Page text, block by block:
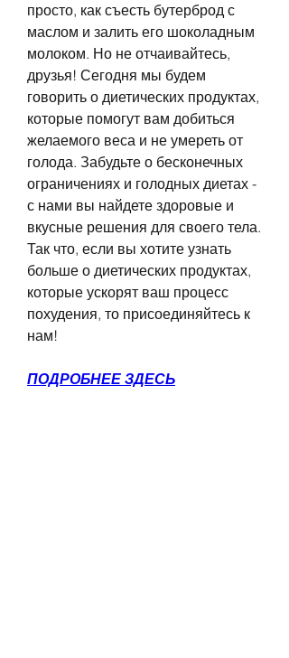
просто, как съесть бутерброд с
маслом и залить его шоколадным
молоком. Но не отчаивайтесь,
друзья! Сегодня мы будем
говорить о диетических продуктах,
которые помогут вам добиться
желаемого веса и не умереть от
голода. Забудьте о бесконечных
ограничениях и голодных диетах -
с нами вы найдете здоровые и
вкусные решения для своего тела.
Так что, если вы хотите узнать
больше о диетических продуктах,
которые ускорят ваш процесс
похудения, то присоединяйтесь к
нам!
ПОДРОБНЕЕ ЗДЕСЬ